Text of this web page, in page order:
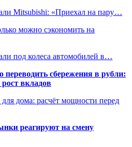
Mitsubishi: «Приехал на пару…
можно сэкономить на
под колеса автомобилей в…
переводить сбережения в рубли:
вкладов
дома: расчёт мощности перед
реагируют на смену